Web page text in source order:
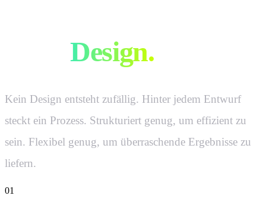
gutesDesign.
Kein Design entsteht zufällig. Hinter jedem Entwurf
steckt ein Prozess. Strukturiert genug, um effizient zu
sein. Flexibel genug, um überraschende Ergebnisse zu
liefern.
01